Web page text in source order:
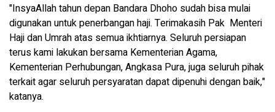
"InsyaAllah tahun depan Bandara Dhoho sudah bisa mulai
digunakan untuk penerbangan haji. Terimakasih Pak Menteri
Haji dan Umrah atas semua ikhtiarnya. Seluruh persiapan
terus kami lakukan bersama Kementerian Agama,
Kementerian Perhubungan, Angkasa Pura, juga seluruh pihak
terkait agar seluruh persyaratan dapat dipenuhi dengan baik,"
katanya.